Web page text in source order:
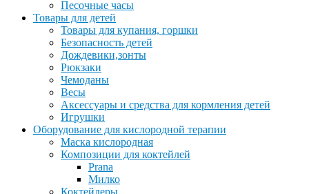
Песочные часы
Товары для детей
Товары для купания, горшки
Безопасность детей
Дождевики,зонты
Рюкзаки
Чемоданы
Весы
Аксессуары и средства для кормления детей
Игрушки
Оборудование для кислородной терапии
Маска кислородная
Композиции для коктейлей
Prana
Милко
Коктейлеры